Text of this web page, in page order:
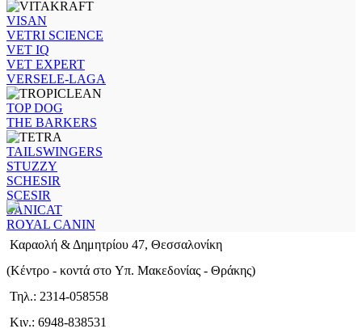
VISAN
VETRI SCIENCE
VET IQ
VET EXPERT
VERSELE-LAGA
TOP DOG
THE BARKERS
TAILSWINGERS
STUZZY
SCHESIR
SCESIR
SANICAT
ROYAL CANIN
Καραολή & Δημητρίου 47, Θεσσαλονίκη
(Kέντρο - κοντά στο Yπ. Μακεδονίας - Θράκης)
Τηλ.: 2314-058558
Κιν.: 6948-838531